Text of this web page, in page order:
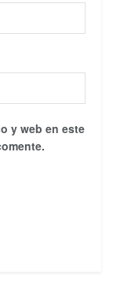
y web en este